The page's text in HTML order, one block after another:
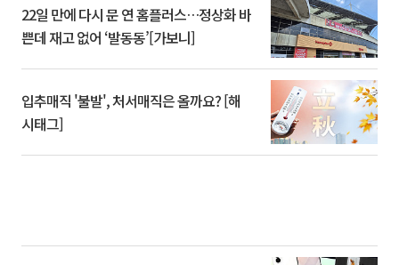
22일 만에 다시 문 연 홈플러스…정상화 바
쁜데 재고 없어 ‘발동동’[가보니]
입추매직 '불발', 처서매직은 올까요? [해
시태그]